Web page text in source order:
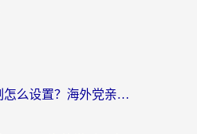
豆瓣音乐地区限制怎么设置？海外党亲测有效的回国加速方案来了